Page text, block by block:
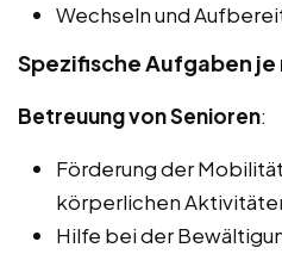
Wechseln und
Spezifische Aufgaben
Betreuung von Senioren:
Förderung der
körperlichen
Hilfe bei der